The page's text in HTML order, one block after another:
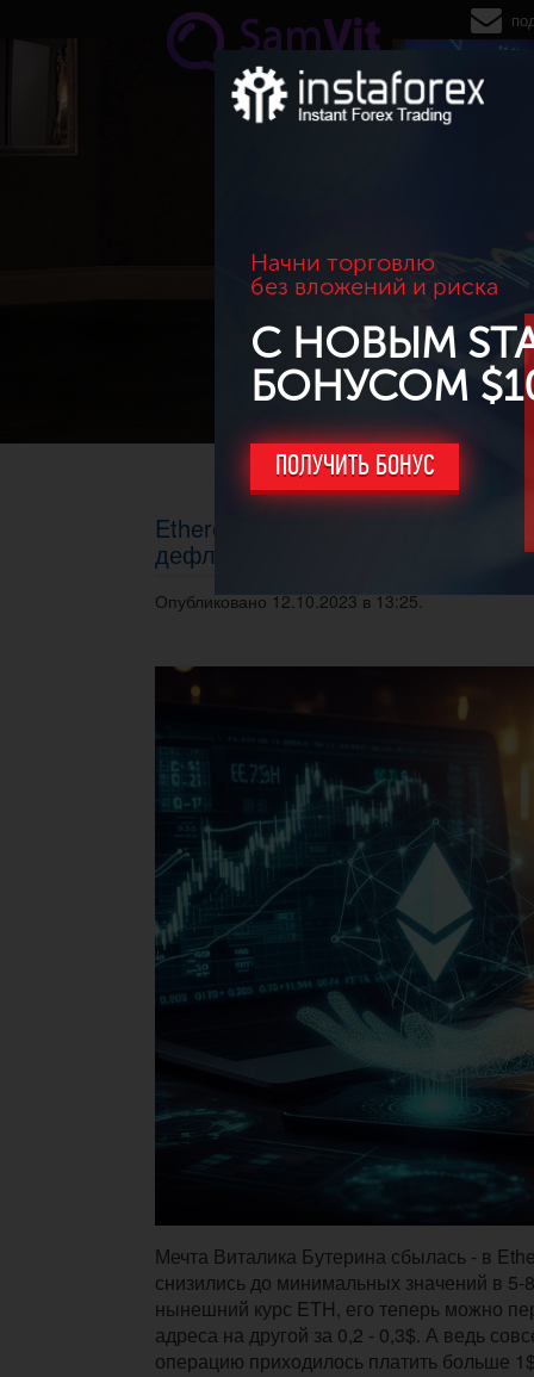
Перейти к основному содержанию
Начни торговлю
без вложений и риска
С НОВЫМ
БОНУСОМ
ПОЛУЧИТЬ БОНУС
Ethereum (ETH, эфир) перестает
дефляционной криптовалютой
Опубликовано 12.10.2023 в 13:25.
Мечта Виталика Бутерина сбылась - в
снизились до минимальных значений в
нынешний курс ETH, его теперь можно
адреса на другой за 0,2 - 0,3$. А ведь
операцию приходилось платить больше